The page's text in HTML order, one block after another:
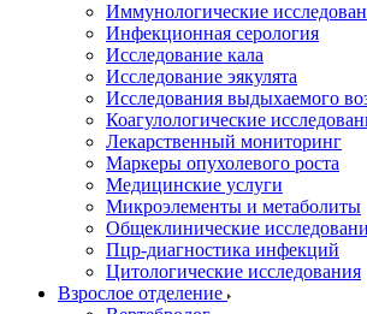
Иммунологические
Инфекционная серология
Исследование кала
Исследование эякулята
Исследования выдыхаемого
Коагулологические
Лекарственный мониторинг
Маркеры опухолевого роста
Медицинские услуги
Микроэлементы и метаболиты
Общеклинические
Пцр-диагностика инфекций
Цитологические исследования
Взрослое отделение